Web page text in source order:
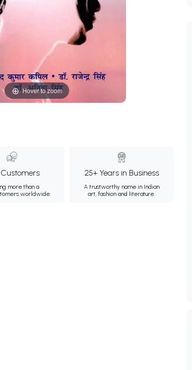
Hover to zoom
Customers
more than a
worldwide.
25+ Years in Business
A trustworthy name in Indian
art, fashion and literature.